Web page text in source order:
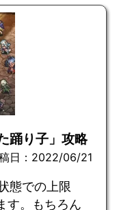
踊り子」攻略
日：2022/06/21
態での上限
す。もちろん